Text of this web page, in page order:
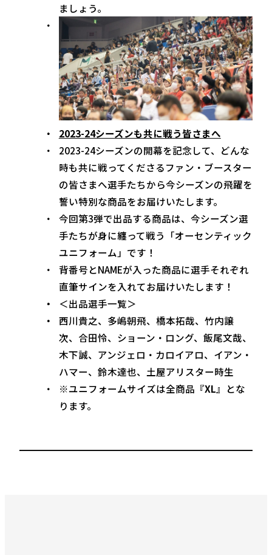
ましょう。
2023-24シーズンも共に戦う皆さまへ
2023-24シーズンの開幕を記念して、どんな
時も共に戦ってくださるファン・ブースター
の皆さまへ選手たちから今シーズンの飛躍を
誓い特別な商品をお届けいたします。
今回第3弾で出品する商品は、今シーズン選
手たちが身に纏って戦う「オーセンティック
ユニフォーム」です！
背番号とNAMEが入った商品に選手それぞれ
直筆サインを入れてお届けいたします！
＜出品選手一覧＞
西川貴之、多嶋朝飛、橋本拓哉、竹内譲
次、合田怜、ショーン・ロング、飯尾文哉、
木下誠、アンジェロ・カロイアロ、イアン・
ハマー、鈴木達也、土屋アリスター時生
※ユニフォームサイズは全商品『XL』とな
ります。